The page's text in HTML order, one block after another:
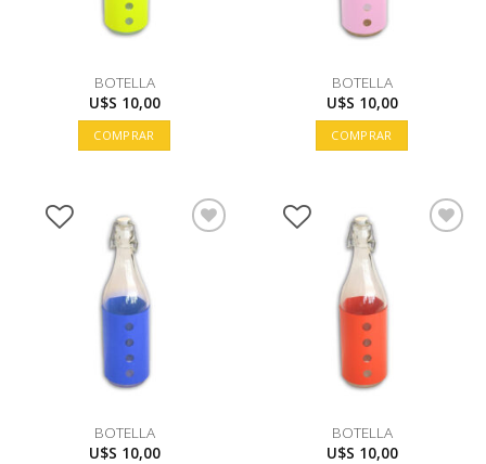
BOTELLA
U$S 10,00
COMPRAR
BOTELLA
U$S 10,00
COMPRAR
BOTELLA
U$S 10,00
BOTELLA
U$S 10,00